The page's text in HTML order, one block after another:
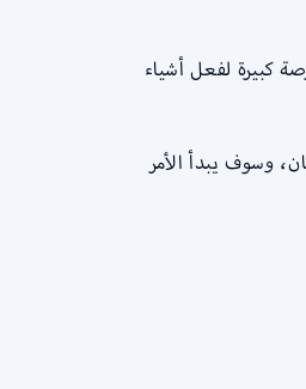
كبيرة لفعل أشياء
وسوف يبدأ الأمر